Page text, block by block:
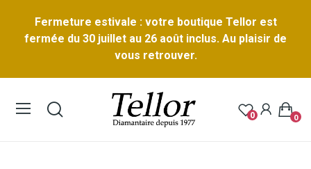
Fermeture estivale : votre boutique Tellor est
fermée du 30 juillet au 26 août inclus. Au plaisir de
vous retrouver.
0 0